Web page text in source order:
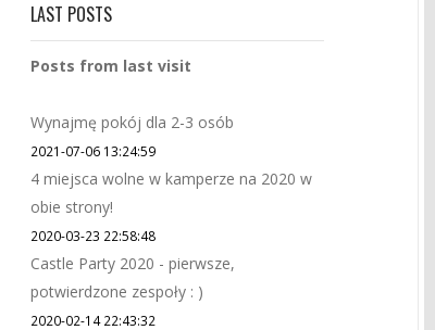
LAST POSTS
Posts from last visit
Wynajmę pokój dla 2-3 osób
2021-07-06 13:24:59
4 miejsca wolne w kamperze na 2020 w
obie strony!
2020-03-23 22:58:48
Castle Party 2020 - pierwsze,
potwierdzone zespoły : )
2020-02-14 22:43:32